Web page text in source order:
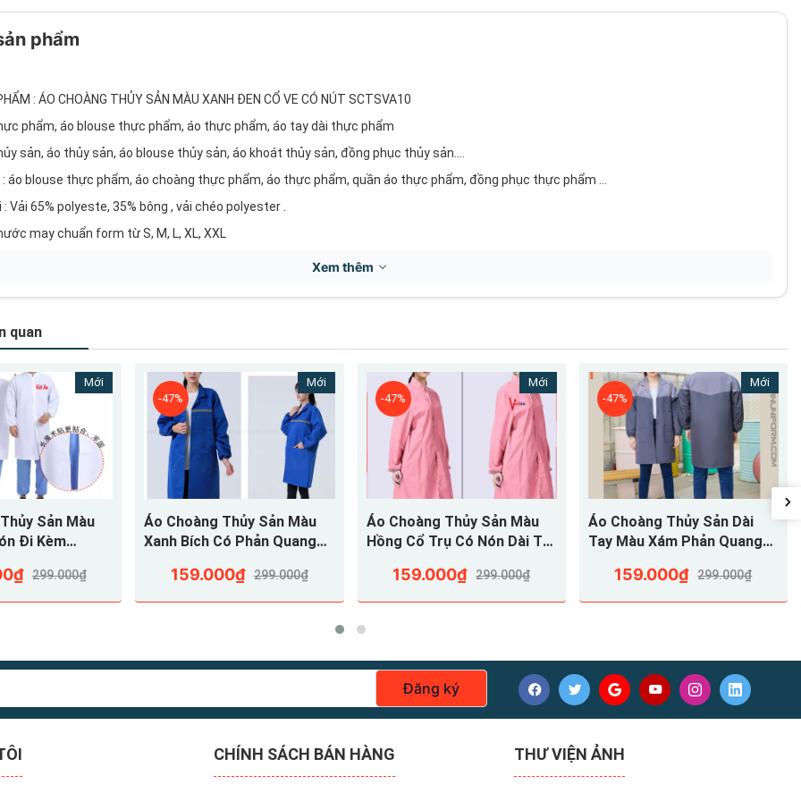
phẩm
: ÁO CHOÀNG THỦY SẢN MÀU XANH ĐEN CỔ VE CÓ NÚT SCTSVA10
phẩm, áo blouse thực phẩm, áo thực phẩm, áo tay dài thực phẩm
sản, áo thủy sản, áo blouse thủy sản, áo khoát thủy sản, đồng phục thủy sản....
: áo blouse thực phẩm, áo choàng thực phẩm, áo thực phẩm, quần áo thực phẩm, đồng phục thực phẩm ...
Vải 65% polyeste, 35% bông , vải chéo polyester .
may chuẩn form từ S, M, L, XL, XXL
biển, xanh lá, xanh đậm, xanh dương, đen, hồng, đỏ, cam, vàng, trắng ...
phẩm, áo choàng thực phẩm, áo khoác thực phẩm được thiết kế với kiểu cổ chữ V hoặc cổ trụ, nút nhựa to thời trang, tay thun bo
phẩm của Việt An được thiết kế với 2 túi xéo dành cho nữ, 3 túi vuông dành cho nam, hoặc 2 túi vuông cho nam, hoặc cả nam và nữ
biệt giới tính, phía sau áo có xẻ tà.
Xem thêm
quan
Mới
Sản Màu
Đi Kèm
299.000₫
Mới
-47%
Áo Choàng Thủy Sản Màu
Xanh Bích Có Phản Quang
159.000₫ 299.000₫
Mới
-47%
Áo Choàng Thủy Sản Màu
Hồng Cổ Trụ Có Nón Dài Tay
159.000₫ 299.000₫
Mới
-47%
Áo Choàng Thủy Sản Dài
Tay Màu Xám Phản Quang
159.000₫ 299.000₫
Đăng ký
CHÍNH SÁCH BÁN HÀNG THƯ VIỆN ẢNH